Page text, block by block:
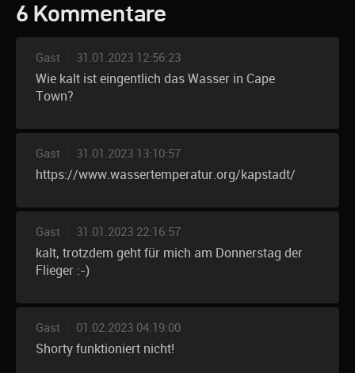
6 Kommentare
Gast 31.01.2023 12:56:23
Wie kalt ist eingentlich das Wasser in Cape
Town?
Gast 31.01.2023 13:10:57
https://www.wassertemperatur.org/kapstadt/
Gast 31.01.2023 22:16:57
kalt, trotzdem geht für mich am Donnerstag der
Flieger :-)
Gast 01.02.2023 04:19:00
Shorty funktioniert nicht!